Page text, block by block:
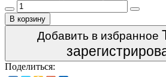
В корзину
Добавить в избранное
Поделиться: